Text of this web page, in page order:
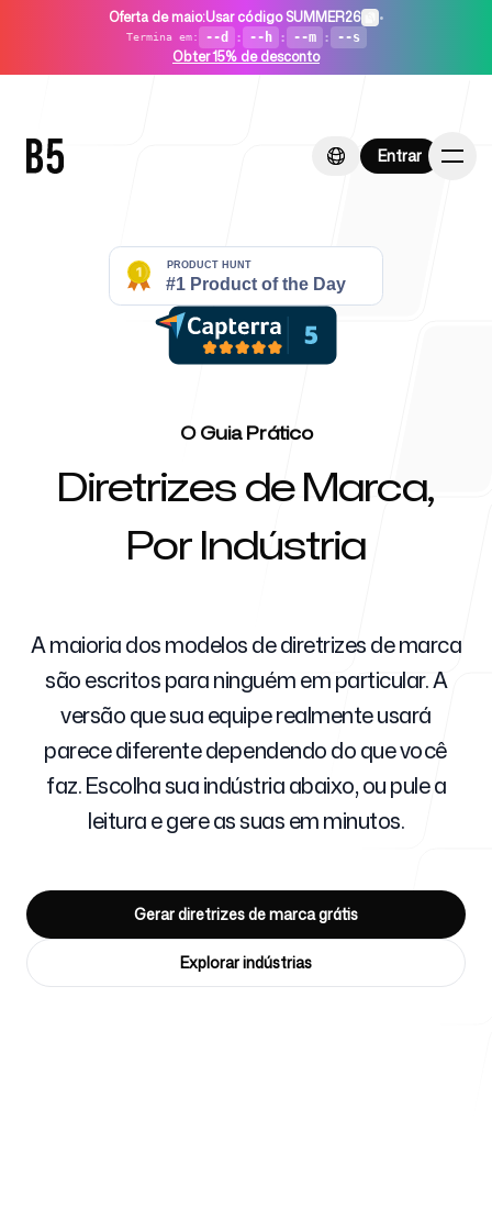
Oferta de maio:Usar código SUMMER26 •
Termina em: --d : --h : --m : --s
Obter 15% de desconto
Entrar
Entrar
Para startups
Para agências
Blog
Preços
Central de ajuda
O Guia Prático
Diretrizes de Marca,
Por Indústria
A maioria dos modelos de diretrizes de marca
são escritos para ninguém em particular. A
versão que sua equipe realmente usará
parece diferente dependendo do que você
faz. Escolha sua indústria abaixo, ou pule a
leitura e gere as suas em minutos.
Gerar diretrizes de marca grátis
Explorar indústrias